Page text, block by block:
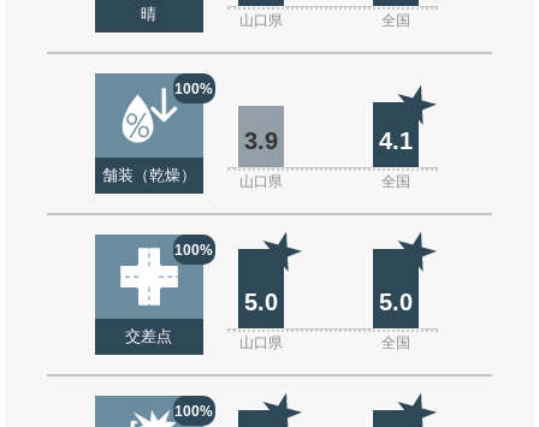
晴 山口県 全国
100%
舗装（乾燥）
3.9 4.1
山口県 全国
100%
交差点
5.0 5.0
山口県 全国
100%